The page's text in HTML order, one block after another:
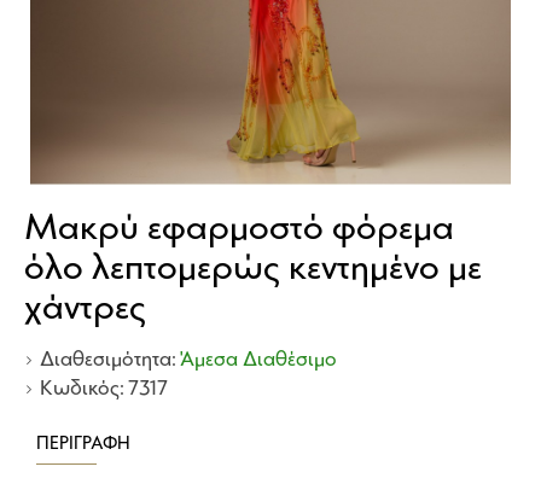
Μακρύ εφαρμοστό φόρεμα
όλο λεπτομερώς κεντημένο με
χάντρες
Διαθεσιμότητα: Άμεσα Διαθέσιμο
Κωδικός: 7317
ΠΕΡΙΓΡΑΦΉ